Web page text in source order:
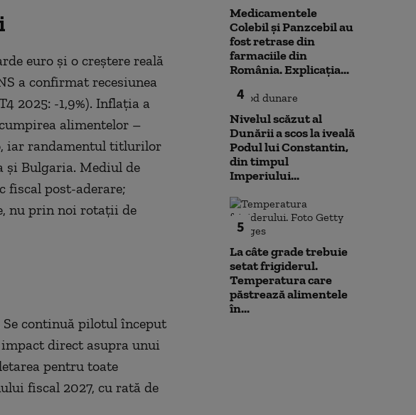
euro și o creștere reală
a confirmat recesiunea
2025: -1,9%). Inflația a
alimentelor –
iar randamentul titlurilor
și Bulgaria. Mediul de
fiscal post-aderare;
nu prin noi rotații de
Se continuă pilotul început
direct asupra unui
pentru toate
fiscal 2027, cu rată de
Medicamentele
Colebil și Panzcebil au
fost retrase din
farmaciile din
România. Explicația...
4
Nivelul scăzut al
Dunării a scos la iveală
Podul lui Constantin,
din timpul
Imperiului...
5
La câte grade trebuie
setat frigiderul.
Temperatura care
păstrează alimentele
în...